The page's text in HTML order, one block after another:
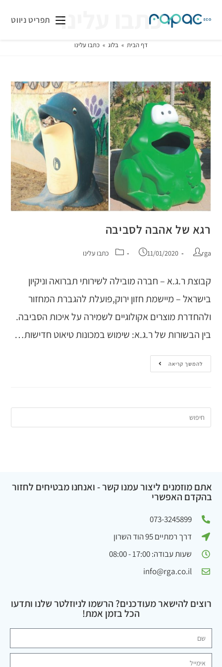
תפריט ניווט כתבו עלינו
דף הבית » בלוג » כתבו עלינו
רגא של אהבה לסביבה
rga
11/01/2020 כתבו עלינו
קבוצת ר.ג.א – חברה מובילה לשירותי תברואה וניקיון
בישראל – מיישמת חזון ירוק,פועלת להגברת המחזור
ולהחדרת מוצרים אקולוגיים לשמירה על איכות הסביבה.
בין הבשורות של ר.ג.א: שימוש במכונות טיאוט חדישות…
להמשך קריאה
אתם מוזמנים ליצור עמנו קשר - ואנחנו מבטיחים לחזור
בהקדם האפשרי
073-3245899
דרך רמתיים 95 הוד השרון
שעות עבודה: 17:00 - 08:00
info@rga.co.il
רוצים להישאר מעודכנים? הרשמו לניוזלטר שלנו ותדעו
הכל בזמן אמת!